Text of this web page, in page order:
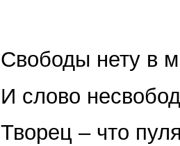
Свободы нету в
И слово
Творец – что